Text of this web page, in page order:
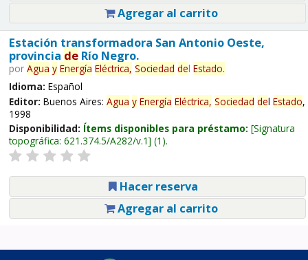
Agregar al carrito
Estación transformadora San Antonio Oeste,
provincia deRío Negro.
por Agua y Energía Eléctrica, Sociedad del Estado.
Idioma: Español
Editor: Buenos Aires: Agua y Energía Eléctrica, Sociedad del Estado,
1998
Disponibilidad: Ítems disponibles para préstamo: Signatura
topográfica: 621.374.5/A282/v.1 (1).
Hacer reserva
Agregar al carrito